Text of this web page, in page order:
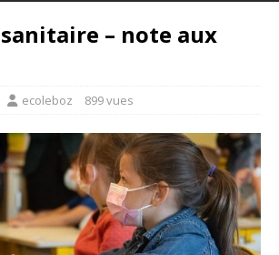
– note aux
ecoleboz 899 vues